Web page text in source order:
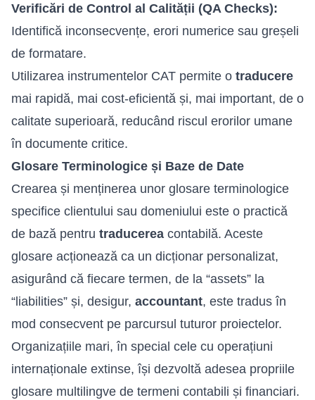
Verificări de Control al Calității (QA Checks):
Identifică inconsecvențe, erori numerice sau greșeli
de formatare.
Utilizarea instrumentelor CAT permite o traducere
mai rapidă, mai cost-eficientă și, mai important, de o
calitate superioară, reducând riscul erorilor umane
în documente critice.
Glosare Terminologice și Baze de Date
Crearea și menținerea unor glosare terminologice
specifice clientului sau domeniului este o practică
de bază pentru traducerea contabilă. Aceste
glosare acționează ca un dicționar personalizat,
asigurând că fiecare termen, de la “assets” la
“liabilities” și, desigur, accountant, este tradus în
mod consecvent pe parcursul tuturor proiectelor.
Organizațiile mari, în special cele cu operațiuni
internaționale extinse, își dezvoltă adesea propriile
glosare multilingve de termeni contabili și financiari.